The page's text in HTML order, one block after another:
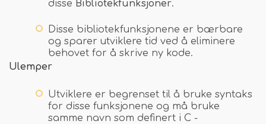
disse Bibliotekfunksjoner.
Disse bibliotekfunksjonene er bærbare
og sparer utviklere tid ved å eliminere
behovet for å skrive ny kode.
Ulemper
Utviklere er begrenset til å bruke syntaks
for disse funksjonene og må bruke
samme navn som definert i C -